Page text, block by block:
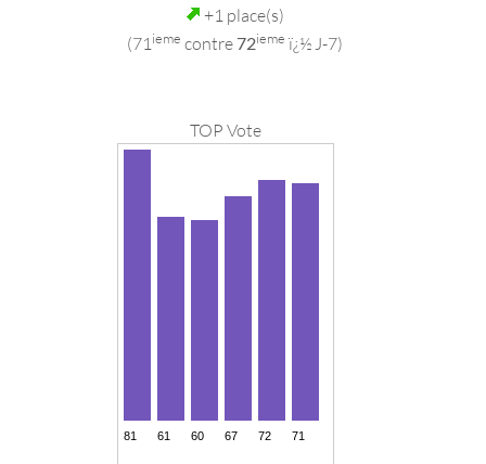
+1 place(s)
(71 ieme contre 72ieme ï¿½ J-7)
TOP Vote